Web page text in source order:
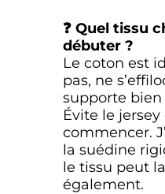
❓ Quel tissu
débuter ?
Le coton est
pas, ne
supporte bien
Évite le
commencer.
la suédine
le tissu peut
également.